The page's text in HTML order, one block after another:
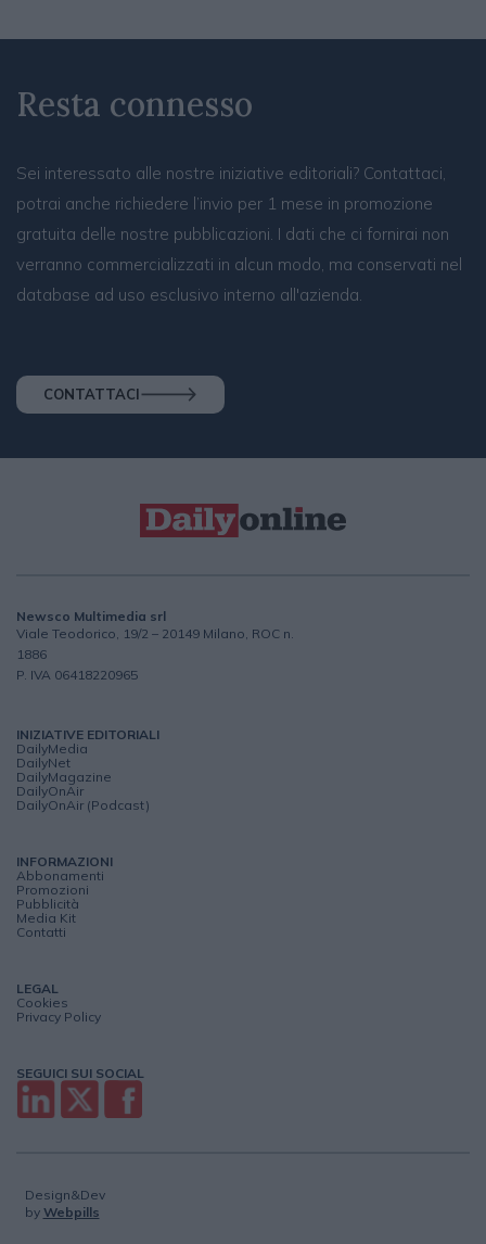
Resta connesso
Sei interessato alle nostre iniziative editoriali? Contattaci,
potrai anche richiedere l’invio per 1 mese in promozione
gratuita delle nostre pubblicazioni. I dati che ci fornirai non
verranno commercializzati in alcun modo, ma conservati nel
database ad uso esclusivo interno all'azienda.
CONTATTACI
Newsco Multimedia srl
Viale Teodorico, 19/2 – 20149 Milano, ROC n.
1886
P. IVA 06418220965
INIZIATIVE EDITORIALI
DailyMedia
DailyNet
DailyMagazine
DailyOnAir
DailyOnAir (Podcast)
INFORMAZIONI
Abbonamenti
Promozioni
Pubblicità
Media Kit
Contatti
LEGAL
Cookies
Privacy Policy
SEGUICI SUI SOCIAL
Design&Dev
by Webpills